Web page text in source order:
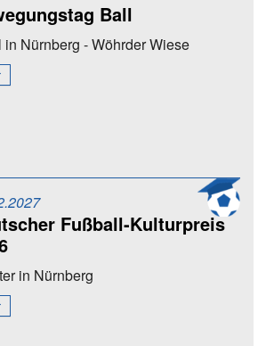
Ball
in Nürnberg - Wöhrder Wiese
Fußball-Kulturpreis
in Nürnberg